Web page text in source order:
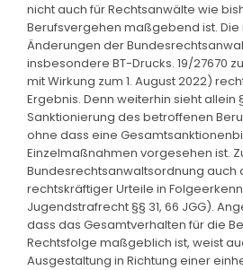
nicht auch für Rechtsanwälte wie
Berufsvergehen maßgebend ist.
Änderungen der
insbesondere BT-Drucks. 19/27670
mit Wirkung zum 1. August 2022)
Ergebnis. Denn weiterhin sieht allein §
Sanktionierung des betroffenen
ohne dass eine
Einzelmaßnahmen vorgesehen ist.
Bundesrechtsanwaltsordnung auch
rechtskräftiger Urteile in
Jugendstrafrecht §§ 31, 66 JGG).
dass das Gesamtverhalten für die
Rechtsfolge maßgeblich ist, weist
Ausgestaltung in Richtung einer